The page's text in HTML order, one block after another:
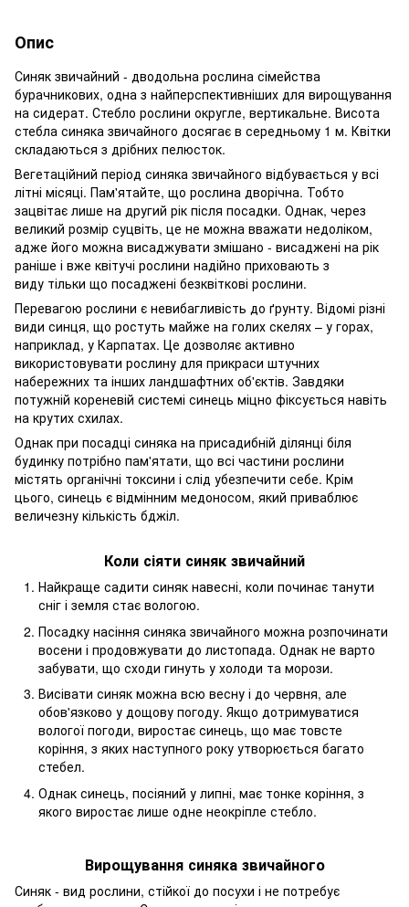
Опис
Синяк звичайний - дводольна рослина сімейства
бурачникових, одна з найперспективніших для вирощування
на сидерат. Стебло рослини округле, вертикальне. Висота
стебла синяка звичайного досягає в середньому 1 м. Квітки
складаються з дрібних пелюсток.
Вегетаційний період синяка звичайного відбувається у всі
літні місяці. Пам'ятайте, що рослина дворічна. Тобто
зацвітає лише на другий рік після посадки. Однак, через
великий розмір суцвіть, це не можна вважати недоліком,
адже його можна висаджувати змішано - висаджені на рік
раніше і вже квітучі рослини надійно приховають з
виду тільки що посаджені безквіткові рослини.
Перевагою рослини є невибагливість до ґрунту. Відомі різні
види синця, що ростуть майже на голих скелях – у горах,
наприклад, у Карпатах. Це дозволяє активно
використовувати рослину для прикраси штучних
набережних та інших ландшафтних об'єктів. Завдяки
потужній кореневій системі синець міцно фіксується навіть
на крутих схилах.
Однак при посадці синяка на присадибній ділянці біля
будинку потрібно пам'ятати, що всі частини рослини
містять органічні токсини і слід убезпечити себе. Крім
цього, синець є відмінним медоносом, який приваблює
величезну кількість бджіл.
Коли сіяти синяк звичайний
Найкраще садити синяк навесні, коли починає танути
сніг і земля стає вологою.
Посадку насіння синяка звичайного можна розпочинати
восени і продовжувати до листопада. Однак не варто
забувати, що сходи гинуть у холоди та морози.
Висівати синяк можна всю весну і до червня, але
обов'язково у дощову погоду. Якщо дотримуватися
вологої погоди, виростає синець, що має товсте
коріння, з яких наступного року утворюється багато
стебел.
Однак синець, посіяний у липні, має тонке коріння, з
якого виростає лише одне неокріпле стебло.
Вирощування синяка звичайного
Синяк - вид рослини, стійкої до посухи і не потребує